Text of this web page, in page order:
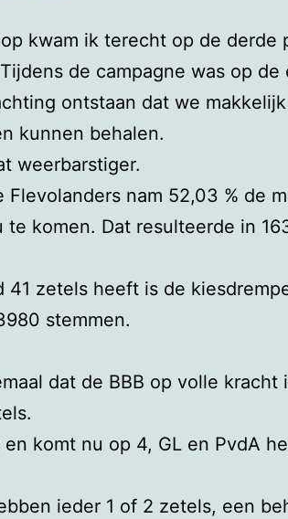
kwam ik terecht op de derde
de campagne was op de
ontstaan dat we
kunnen behalen.
weerbarstiger.
nam 52,03 % de
te komen. Dat resulteerde in
41 zetels heeft is de
stemmen.
dat de BBB op volle kracht
komt nu op 4, GL en PvdA
ieder 1 of 2 zetels, een